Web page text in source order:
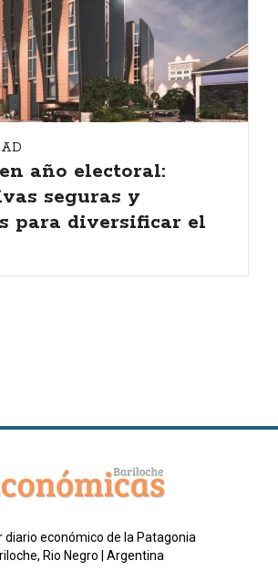
año electoral:
seguras y
para diversificar el
diario económico de la Patagonia
Rio Negro | Argentina